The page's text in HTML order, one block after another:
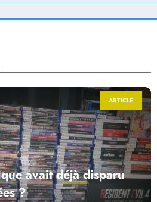
ARTICLE
avait déjà disparu
?